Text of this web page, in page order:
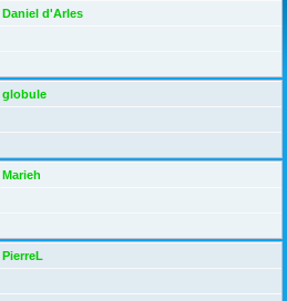
Daniel d'Arles
globule
Marieh
PierreL